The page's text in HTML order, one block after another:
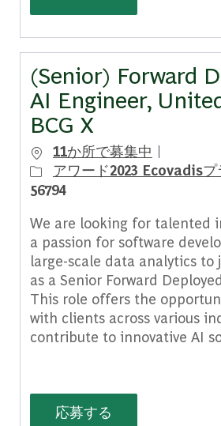
(Senior) Forward
AI Engineer,
BCG X
11か所で募集中
アワード2023 Ecovadisプ
56794
We are looking for talented
a passion for software
large-scale data analytics to
as a Senior Forward
This role offers the
with clients across various
contribute to innovative AI
応募する